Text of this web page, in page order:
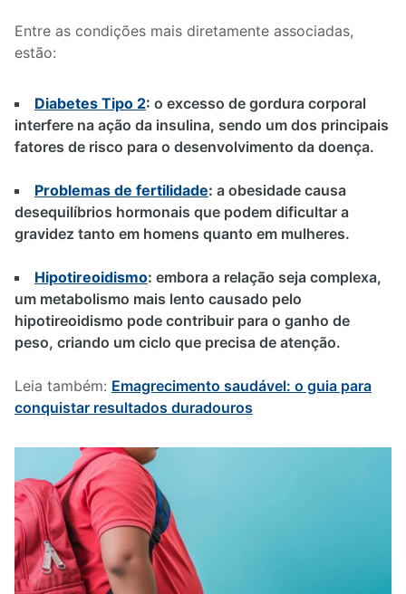
Entre as condições mais diretamente associadas,
estão:
Diabetes Tipo 2: o excesso de gordura corporal
interfere na ação da insulina, sendo um dos principais
fatores de risco para o desenvolvimento da doença.
Problemas de fertilidade: a obesidade causa
desequilíbrios hormonais que podem dificultar a
gravidez tanto em homens quanto em mulheres.
Hipotireoidismo: embora a relação seja complexa,
um metabolismo mais lento causado pelo
hipotireoidismo pode contribuir para o ganho de
peso, criando um ciclo que precisa de atenção.
Leia também: Emagrecimento saudável: o guia para
conquistar resultados duradouros